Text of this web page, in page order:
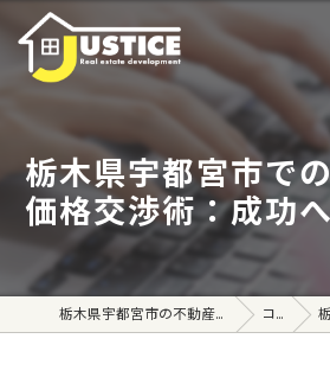
栃木県宇都宮市で
価格交渉術：成功
栃木県宇都宮市の不動産売買なら株式会社ジャスティス コラム 栃